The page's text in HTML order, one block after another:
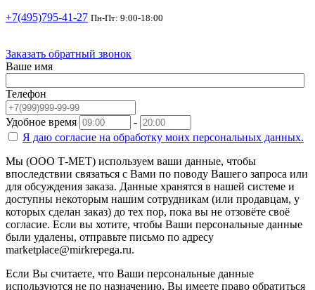
+7(495)795-41-27 Пн-Пт: 9:00-18:00
Заказать обратный звонок
Ваше имя
Телефон
Удобное время
-
Я даю согласие на обработку моих персональных данных.
Мы (ООО Т-МЕТ) используем ваши данные, чтобы
впоследствии связаться с Вами по поводу Вашего запроса или
для обсуждения заказа. Данные хранятся в нашей системе и
доступны некоторым нашим сотрудникам (или продавцам, у
которых сделан заказ) до тех пор, пока вы не отзовёте своё
согласие. Если вы хотите, чтобы Ваши персональные данные
были удалены, отправьте письмо по адресу
marketplace@mirkrepega.ru.
Если Вы считаете, что Ваши персональные данные
используются не по назначению, Вы имеете право обратиться